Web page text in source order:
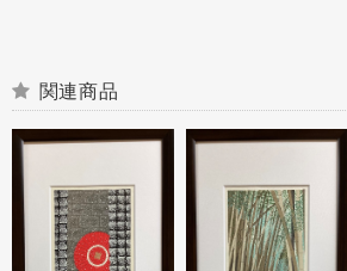
関連商品